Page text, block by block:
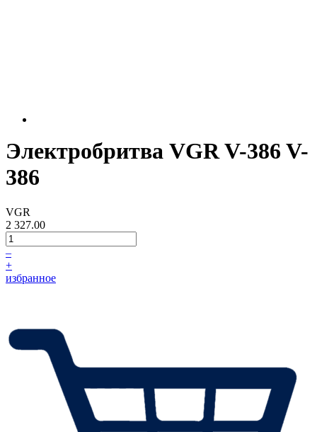
Электробритва VGR V-386 V-
386
VGR
2 327.00
–
+
избранное